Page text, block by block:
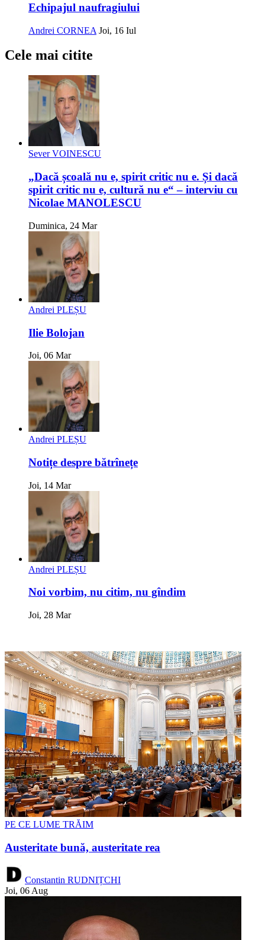
Echipajul naufragiului
Andrei CORNEA Joi, 16 Iul
Cele mai citite
Sever VOINESCU
„Dacă școală nu e, spirit critic nu e. Și dacă
spirit critic nu e, cultură nu e“ – interviu cu
Nicolae MANOLESCU
Duminica, 24 Mar
Andrei PLEȘU
Ilie Bolojan
Joi, 06 Mar
Andrei PLEȘU
Notițe despre bătrînețe
Joi, 14 Mar
Andrei PLEȘU
Noi vorbim, nu citim, nu gîndim
Joi, 28 Mar
PE CE LUME TRĂIM
Austeritate bună, austeritate rea
Constantin RUDNIȚCHI
Joi, 06 Aug